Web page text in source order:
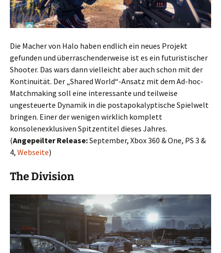
Die Macher von Halo haben endlich ein neues Projekt
gefunden und überraschenderweise ist es ein futuristischer
Shooter. Das wars dann vielleicht aber auch schon mit der
Kontinuität. Der „Shared World“-Ansatz mit dem Ad-hoc-
Matchmaking soll eine interessante und teilweise
ungesteuerte Dynamik in die postapokalyptische Spielwelt
bringen. Einer der wenigen wirklich komplett
konsolenexklusiven Spitzentitel dieses Jahres.
(Angepeilter Release:September, Xbox 360 & One, PS 3 &
4, Webseite)
The Division